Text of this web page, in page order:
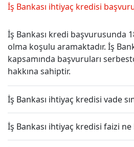
İş Bankası ihtiyaç kredisi
İş Bankası kredi başvurusunda
olma koşulu aramaktadır. İş
kapsamında başvuruları
hakkına sahiptir.
İş Bankası ihtiyaç kredisi vade
İş Bankası ihtiyaç kredisi faizi ne